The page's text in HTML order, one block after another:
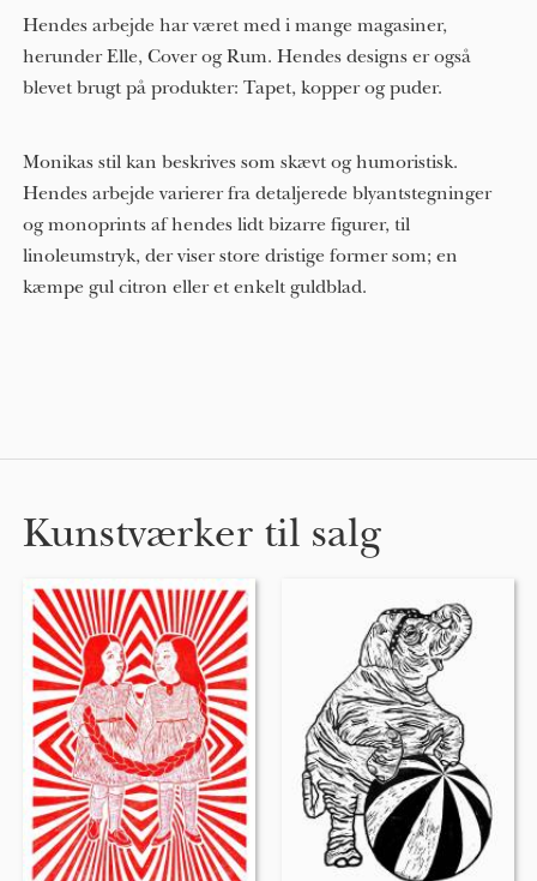
Hendes arbejde har været med i mange magasiner,
herunder Elle, Cover og Rum. Hendes designs er også
blevet brugt på produkter: Tapet, kopper og puder.
Monikas stil kan beskrives som skævt og humoristisk.
Hendes arbejde varierer fra detaljerede blyantstegninger
og monoprints af hendes lidt bizarre figurer, til
linoleumstryk, der viser store dristige former som; en
kæmpe gul citron eller et enkelt guldblad.
Kunstværker til salg